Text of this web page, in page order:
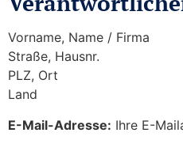
Vorname, Name / Firma
Straße, Hausnr.
PLZ, Ort
Land
E-Mail-Adresse: Ihre E-